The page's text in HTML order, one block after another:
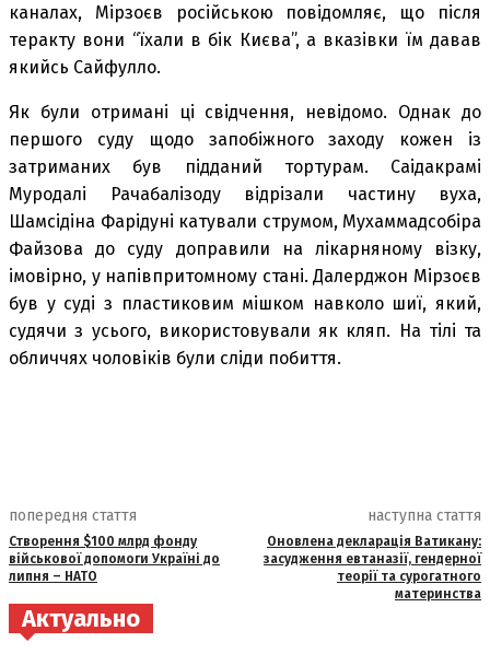
каналах, Мірзоєв російською повідомляє, що після
теракту вони “їхали в бік Києва”, а вказівки їм давав
якийсь Сайфулло.
Як були отримані ці свідчення, невідомо. Однак до
першого суду щодо запобіжного заходу кожен із
затриманих був підданий тортурам. Саідакрамі
Муродалі Рачабалізоду відрізали частину вуха,
Шамсідіна Фарідуні катували струмом, Мухаммадсобіра
Файзова до суду доправили на лікарняному візку,
імовірно, у напівпритомному стані. Далерджон Мірзоєв
був у суді з пластиковим мішком навколо шиї, який,
судячи з усього, використовували як кляп. На тілі та
обличчях чоловіків були сліди побиття.
попередня стаття
Створення $100 млрд фонду
військової допомоги Україні до
липня – НАТО
наступна стаття
Оновлена декларація Ватикану:
засудження евтаназії, гендерної
теорії та сурогатного
материнства
Актуально